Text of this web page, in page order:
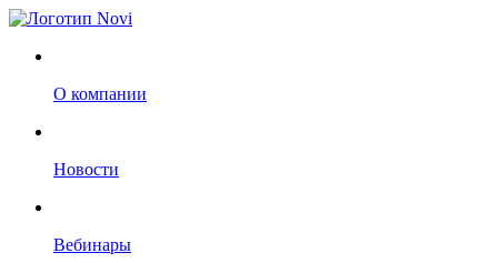
О компании
Новости
Вебинары